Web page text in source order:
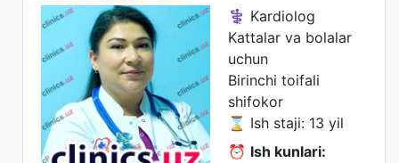
⚕️ Kardiolog
Kattalar va bolalar
uchun
Birinchi toifali
shifokor
⌛ Ish staji: 13 yil
⏰ Ish kunlari: